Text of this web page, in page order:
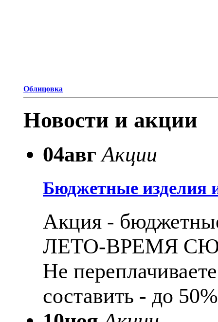
Облицовка
Новости и акции
04авг Акции
Бюджетные изделия
Акция -
ЛЕТО-ВРЕМЯ
Не
составить - до